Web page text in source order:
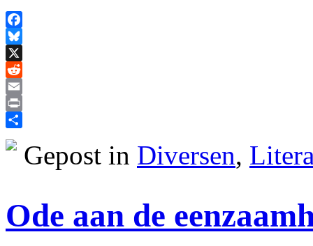
Facebook
Bluesky
X
Reddit
Email
Print
Gepost in Diversen,
Ode aan de